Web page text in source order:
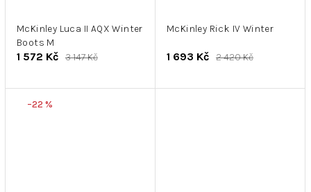
McKinley Luca II AQX Winter
Boots M
1 572 Kč 3 147 Kč
McKinley Rick IV Winter
1 693 Kč 2 420 Kč
–22 %